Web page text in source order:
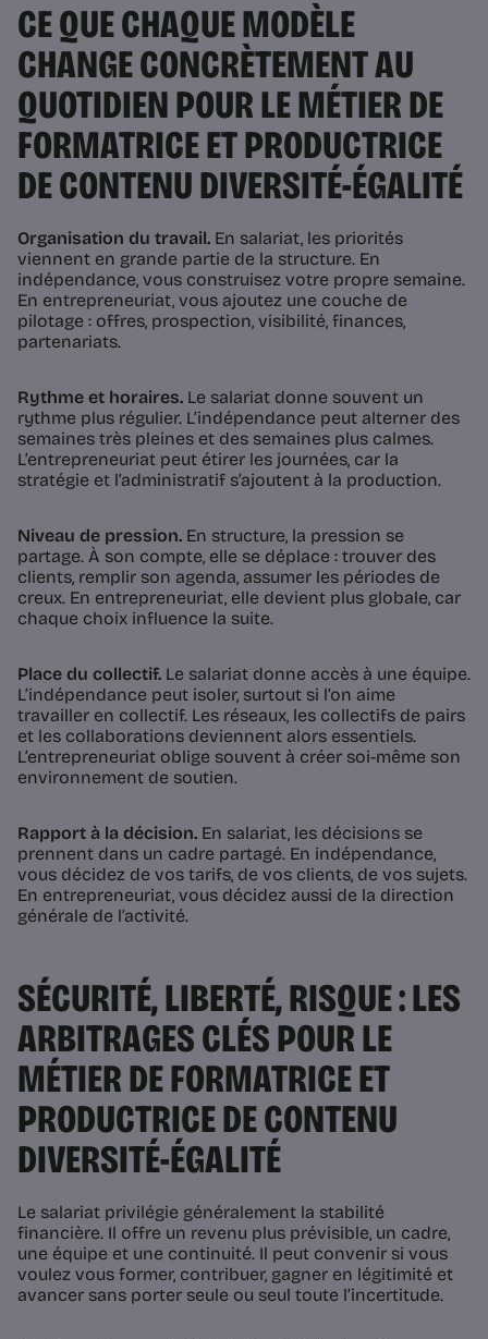
CE QUE CHAQUE MODÈLE
CHANGE CONCRÈTEMENT AU
QUOTIDIEN POUR LE MÉTIER DE
FORMATRICE ET PRODUCTRICE
DE CONTENU DIVERSITÉ-ÉGALITÉ
Organisation du travail. En salariat, les priorités
viennent en grande partie de la structure. En
indépendance, vous construisez votre propre semaine.
En entrepreneuriat, vous ajoutez une couche de
pilotage : offres, prospection, visibilité, finances,
partenariats.
Rythme et horaires. Le salariat donne souvent un
rythme plus régulier. L’indépendance peut alterner des
semaines très pleines et des semaines plus calmes.
L’entrepreneuriat peut étirer les journées, car la
stratégie et l’administratif s’ajoutent à la production.
Niveau de pression. En structure, la pression se
partage. À son compte, elle se déplace : trouver des
clients, remplir son agenda, assumer les périodes de
creux. En entrepreneuriat, elle devient plus globale, car
chaque choix influence la suite.
Place du collectif. Le salariat donne accès à une équipe.
L’indépendance peut isoler, surtout si l’on aime
travailler en collectif. Les réseaux, les collectifs de pairs
et les collaborations deviennent alors essentiels.
L’entrepreneuriat oblige souvent à créer soi-même son
environnement de soutien.
Rapport à la décision. En salariat, les décisions se
prennent dans un cadre partagé. En indépendance,
vous décidez de vos tarifs, de vos clients, de vos sujets.
En entrepreneuriat, vous décidez aussi de la direction
générale de l’activité.
SÉCURITÉ, LIBERTÉ, RISQUE : LES
ARBITRAGES CLÉS POUR LE
MÉTIER DE FORMATRICE ET
PRODUCTRICE DE CONTENU
DIVERSITÉ-ÉGALITÉ
Le salariat privilégie généralement la stabilité
financière. Il offre un revenu plus prévisible, un cadre,
une équipe et une continuité. Il peut convenir si vous
voulez vous former, contribuer, gagner en légitimité et
avancer sans porter seule ou seul toute l’incertitude.